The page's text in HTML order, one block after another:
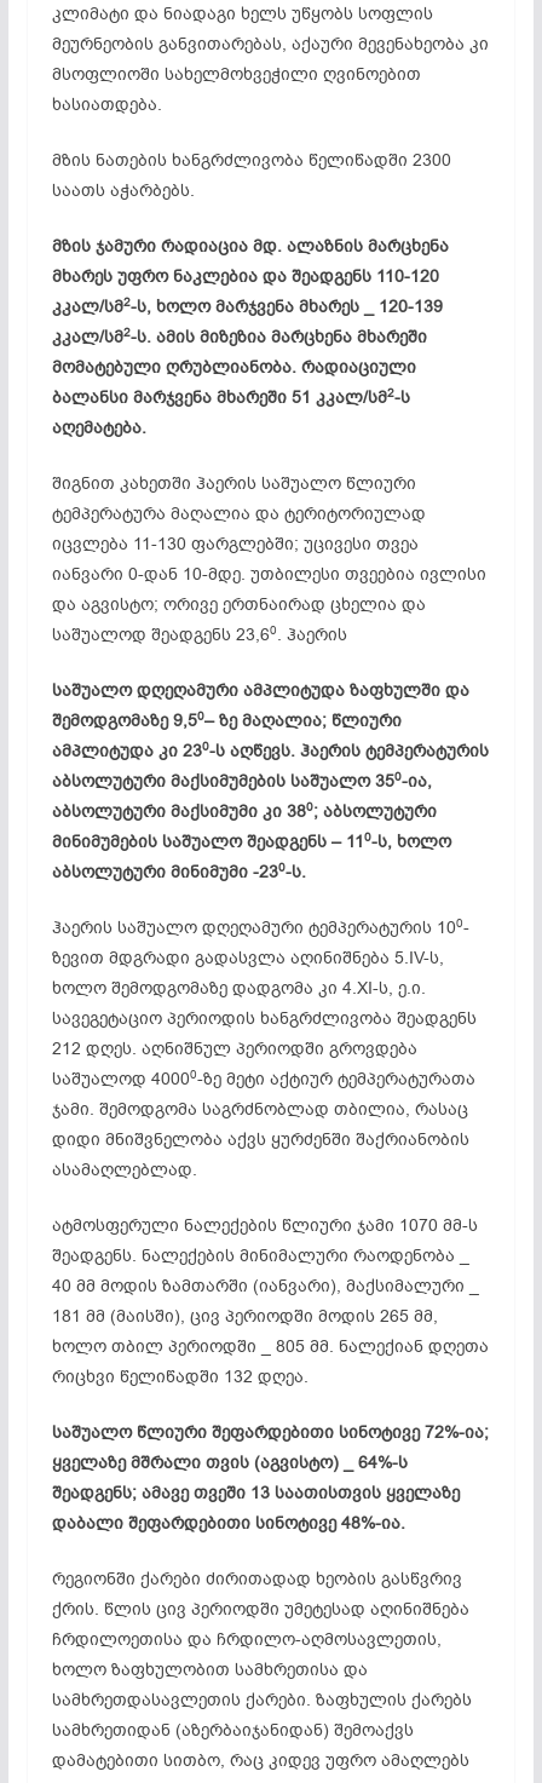
კლიმატი და ნიადაგი ხელს უწყობს სოფლის
მეურნეობის განვითარებას, აქაური მევენახეობა კი
მსოფლიოში სახელმოხვეჭილი ღვინოებით
ხასიათდება.
მზის ნათების ხანგრძლივობა წელიწადში 2300
საათს აჭარბებს.
მზის ჯამური რადიაცია მდ. ალაზნის მარცხენა
მხარეს უფრო ნაკლებია და შეადგენს 110-120
კკალ/სმ2-ს, ხოლო მარჯვენა მხარეს _ 120-139
კკალ/სმ2-ს. ამის მიზეზია მარცხენა მხარეში
მომატებული ღრუბლიანობა. რადიაციული
ბალანსი მარჯვენა მხარეში 51 კკალ/სმ2-ს
აღემატება.
შიგნით კახეთში ჰაერის საშუალო წლიური
ტემპერატურა მაღალია და ტერიტორიულად
იცვლება 11-130 ფარგლებში; უცივესი თვეა
იანვარი 0-დან 10-მდე. უთბილესი თვეებია ივლისი
და აგვისტო; ორივე ერთნაირად ცხელია და
საშუალოდ შეადგენს 23,60. ჰაერის
საშუალო დღეღამური ამპლიტუდა ზაფხულში და
შემოდგომაზე 9,50– ზე მაღალია; წლიური
ამპლიტუდა კი 230-ს აღწევს. ჰაერის ტემპერატურის
აბსოლუტური მაქსიმუმების საშუალო 350-ია,
აბსოლუტური მაქსიმუმი კი 380; აბსოლუტური
მინიმუმების საშუალო შეადგენს – 110-ს, ხოლო
აბსოლუტური მინიმუმი -230-ს.
ჰაერის საშუალო დღეღამური ტემპერატურის 100-
ზევით მდგრადი გადასვლა აღინიშნება 5.IV-ს,
ხოლო შემოდგომაზე დადგომა კი 4.XI-ს, ე.ი.
სავეგეტაციო პერიოდის ხანგრძლივობა შეადგენს
212 დღეს. აღნიშნულ პერიოდში გროვდება
საშუალოდ 40000-ზე მეტი აქტიურ ტემპერატურათა
ჯამი. შემოდგომა საგრძნობლად თბილია, რასაც
დიდი მნიშვნელობა აქვს ყურძენში შაქრიანობის
ასამაღლებლად.
ატმოსფერული ნალექების წლიური ჯამი 1070 მმ-ს
შეადგენს. ნალექების მინიმალური რაოდენობა _
40 მმ მოდის ზამთარში (იანვარი), მაქსიმალური _
181 მმ (მაისში), ცივ პერიოდში მოდის 265 მმ,
ხოლო თბილ პერიოდში _ 805 მმ. ნალექიან დღეთა
რიცხვი წელიწადში 132 დღეა.
საშუალო წლიური შეფარდებითი სინოტივე 72%-ია;
ყველაზე მშრალი თვის (აგვისტო) _ 64%-ს
შეადგენს; ამავე თვეში 13 საათისთვის ყველაზე
დაბალი შეფარდებითი სინოტივე 48%-ია.
რეგიონში ქარები ძირითადად ხეობის გასწვრივ
ქრის. წლის ცივ პერიოდში უმეტესად აღინიშნება
ჩრდილოეთისა და ჩრდილო-აღმოსავლეთის,
ხოლო ზაფხულობით სამხრეთისა და
სამხრეთდასავლეთის ქარები. ზაფხულის ქარებს
სამხრეთიდან (აზერბაიჯანიდან) შემოაქვს
დამატებითი სითბო, რაც კიდევ უფრო ამაღლებს